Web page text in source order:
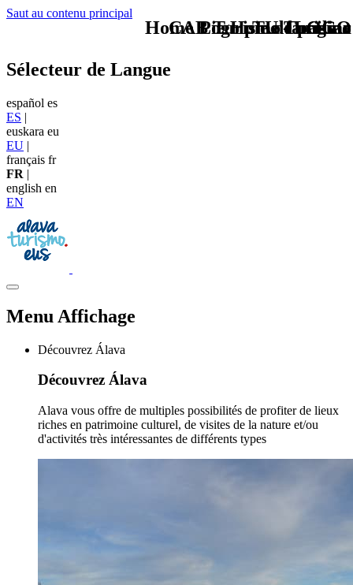
Saut au contenu principal
TU - LOGO
Sélecteur de Langue
español es
ES |
euskara eu
EU |
français fr
FR |
english en
EN
Menu Affichage
Découvrez Álava
Découvrez Álava
Alava vous offre de multiples possibilités de profiter de lieux
riches en patrimoine culturel, de visites de la nature et/ou
d'activités très intéressantes de différents types
CAB Turismo familiar
Home Logo pie de página
Pie Home Turismo